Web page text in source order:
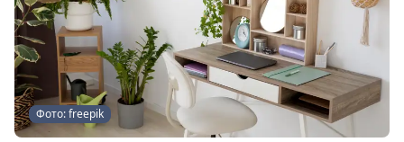
Фото: freepik